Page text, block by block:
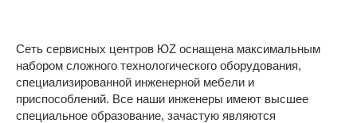
Сеть сервисных центров ЮZ оснащена максимальным
набором сложного технологического оборудования,
специализированной инженерной мебели и
приспособлений. Все наши инженеры имеют высшее
специальное образование, зачастую являются
ОБЩЕЕ
Ноутбуки
Компьютеры
Игровые приставки
Марьино
О компании